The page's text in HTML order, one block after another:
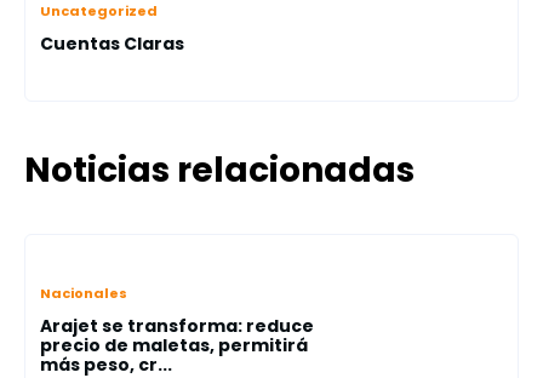
Uncategorized
Cuentas Claras
Noticias relacionadas
Nacionales
Arajet se transforma: reduce
precio de maletas, permitirá
más peso, cr...